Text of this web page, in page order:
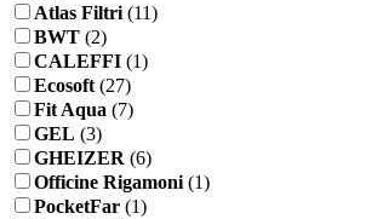
Atlas Filtri (11)
BWT (2)
CALEFFI (1)
Ecosoft (27)
Fit Aqua (7)
GEL (3)
GHEIZER (6)
Officine Rigamoni (1)
PocketFar (1)